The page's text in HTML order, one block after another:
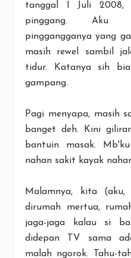
tanggal 1 Juli 2008,
pinggang. Aku
pinggangganya yang
masih rewel sambil
tidur. Katanya sih
gampang.
Pagi menyapa, masih
banget deh. Kini
bantuin masak.
nahan sakit kayak
Malamnya, kita
dirumah mertua,
jaga-jaga kalau si
didepan TV sama
malah ngorok. Tahu-